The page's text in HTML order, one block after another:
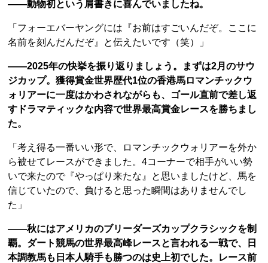
――動物初という肩書きに喜んでいましたね。
「フォーエバーヤングには『お前はすごいんだぞ。ここに
名前を刻んだんだぞ』と伝えたいです（笑）」
――2025年の快挙を振り返りましょう。まずは2月のサウ
ジカップ。獲得賞金世界歴代1位の香港馬ロマンチックウ
ォリアーに一度はかわされながらも、ゴール直前で差し返
すドラマティックな内容で世界最高賞金レースを勝ちまし
た。
「考え得る一番いい形で、ロマンチックウォリアーを外か
ら被せてレースができました。4コーナーで相手がいい勢
いで来たので『やっぱり来たな』と思いましたけど、馬を
信じていたので、負けると思った瞬間はありませんでし
た」
――秋にはアメリカのブリーダーズカップクラシックを制
覇。ダート競馬の世界最高峰レースと言われる一戦で、日
本調教馬も日本人騎手も勝つのは史上初でした。レース前